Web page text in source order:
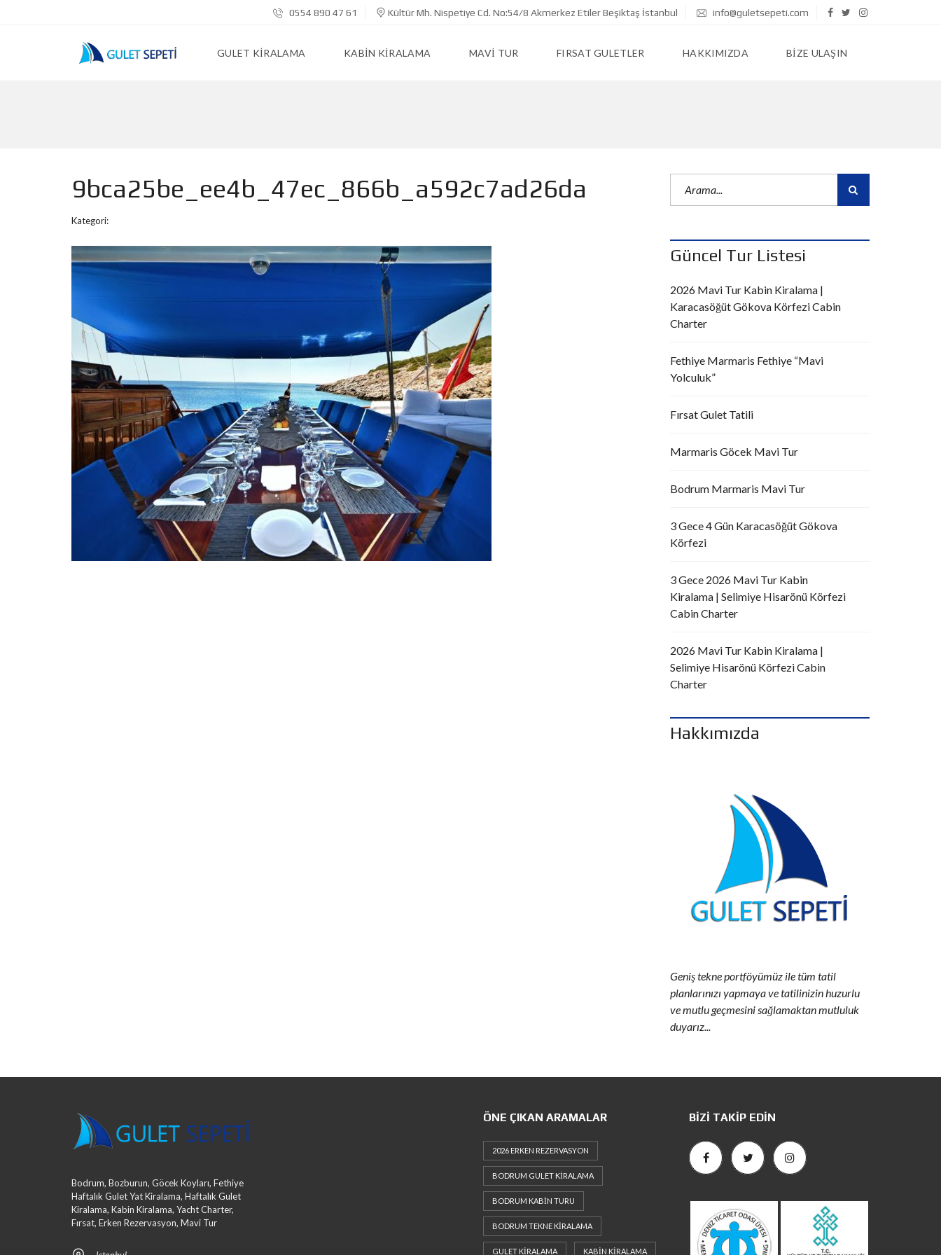
0554 890 47 61 Kültür Mh. Nispetiye Cd. No:54/8 Akmerkez Etiler Beşiktaş İstanbul info@guletsepeti.com
GULET KIRALAMA KABIN KIRALAMA MAVI TUR FIRSAT GULETLER HAKKIMIZDA BIZE ULAŞIN
9bca25be_ee4b_47ec_866b_a592c7ad26da
Kategori:
Güncel Tur Listesi
2026 Mavi Tur Kabin Kiralama |
Karacasöğüt Gökova Körfezi Cabin
Charter
Fethiye Marmaris Fethiye “Mavi
Yolculuk”
Fırsat Gulet Tatili
Marmaris Göcek Mavi Tur
Bodrum Marmaris Mavi Tur
3 Gece 4 Gün Karacasöğüt Gökova
Körfezi
3 Gece 2026 Mavi Tur Kabin
Kiralama | Selimiye Hisarönü Körfezi
Cabin Charter
2026 Mavi Tur Kabin Kiralama |
Selimiye Hisarönü Körfezi Cabin
Charter
Hakkımızda
Geniş tekne portföyümüz ile tüm tatil
planlarınızı yapmaya ve tatilinizin huzurlu
ve mutlu geçmesini sağlamaktan mutluluk
duyarız...
Bodrum, Bozburun, Göcek Koyları, Fethiye
Haftalık Gulet Yat Kiralama, Haftalık Gulet
Kiralama, Kabin Kiralama, Yacht Charter,
Fırsat, Erken Rezervasyon, Mavi Tur
ÖNE ÇIKAN ARAMALAR
2026 ERKEN REZERVASYON
BODRUM GULET KIRALAMA
BODRUM KABIN TURU
BODRUM TEKNE KIRALAMA
GULET KIRALAMA KABIN KIRALAMA
BIZI TAKIP EDIN